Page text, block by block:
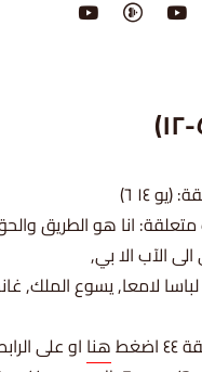
١٤ ٦)
انا هو الطريق
الآب الا بي,
لامعا, يسوع الملك,
⁠⁠⁠⁠⁠⁠⁠⁠⁠⁠⁠⁠⁠⁠⁠⁠⁠⁠⁠⁠⁠⁠⁠⁠⁠⁠⁠⁠⁠⁠⁠⁠⁠⁠⁠⁠هنا⁠⁠⁠⁠⁠⁠⁠⁠⁠⁠⁠⁠⁠⁠⁠⁠⁠⁠⁠⁠⁠⁠⁠⁠⁠⁠⁠⁠⁠⁠⁠⁠⁠⁠⁠⁠ او على